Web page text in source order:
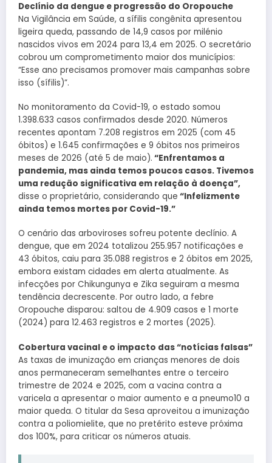
Declínio da dengue e progressão do Oropouche
Na Vigilância em Saúde, a sífilis congênita apresentou
ligeira queda, passando de 14,9 casos por milénio
nascidos vivos em 2024 para 13,4 em 2025. O secretário
cobrou um comprometimento maior dos municípios:
“Esse ano precisamos promover mais campanhas sobre
isso (sífilis)”.
No monitoramento da Covid-19, o estado somou
1.398.633 casos confirmados desde 2020. Números
recentes apontam 7.208 registros em 2025 (com 45
óbitos) e 1.645 confirmações e 9 óbitos nos primeiros
meses de 2026 (até 5 de maio). “Enfrentamos a
pandemia, mas ainda temos poucos casos. Tivemos
uma redução significativa em relação à doença”,
disse o proprietário, considerando que “Infelizmente
ainda temos mortes por Covid-19.”
O cenário das arboviroses sofreu potente declínio. A
dengue, que em 2024 totalizou 255.957 notificações e
43 óbitos, caiu para 35.088 registros e 2 óbitos em 2025,
embora existam cidades em alerta atualmente. As
infecções por Chikungunya e Zika seguiram a mesma
tendência decrescente. Por outro lado, a febre
Oropouche disparou: saltou de 4.909 casos e 1 morte
(2024) para 12.463 registros e 2 mortes (2025).
Cobertura vacinal e o impacto das “notícias falsas”
As taxas de imunização em crianças menores de dois
anos permaneceram semelhantes entre o terceiro
trimestre de 2024 e 2025, com a vacina contra a
varicela a apresentar o maior aumento e a pneumo10 a
maior queda. O titular da Sesa aproveitou a imunização
contra a poliomielite, que no pretérito esteve próxima
dos 100%, para criticar os números atuais.